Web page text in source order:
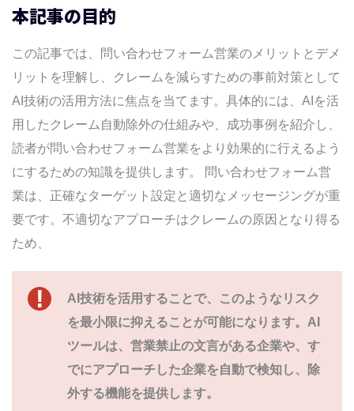
企業に合わせた文面の考案
けてほしい点(例文あり)
適切な文字数は？
問い合わせフォーム営業の返信率を高めるコツ
まとめ
問い合わせフォーム自動送信AIツールの「リード
本記事の目的
この記事では、問い合わせフォーム営業のメリットとデメ
リットを理解し、クレームを減らすための事前対策として
AI技術の活用方法に焦点を当てます。具体的には、AIを活
用したクレーム自動除外の仕組みや、成功事例を紹介し、
読者が問い合わせフォーム営業をより効果的に行えるよう
にするための知識を提供します。 問い合わせフォーム営
業は、正確なターゲット設定と適切なメッセージングが重
要です。不適切なアプローチはクレームの原因となり得る
ため、
AI技術を活用することで、このようなリスク
を最小限に抑えることが可能になります。AI
ツールは、営業禁止の文言がある企業や、す
でにアプローチした企業を自動で検知し、除
外する機能を提供します。